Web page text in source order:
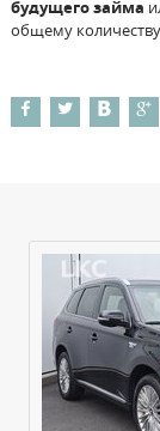
будущего займа
общему